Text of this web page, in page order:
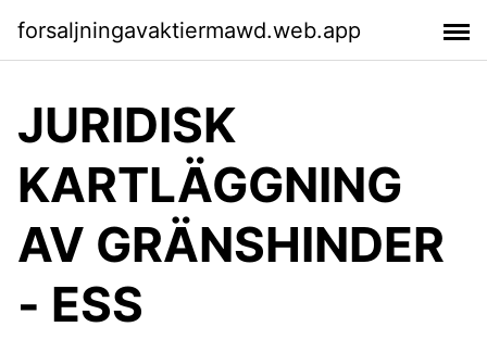
forsaljningavaktiermawd.web.app
JURIDISK
KARTLÄGGNING
AV GRÄNSHINDER
- ESS